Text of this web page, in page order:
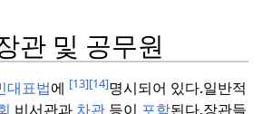
관 및 공무원
대표법에 [13][14]명시되어 있다.일반적
비서관과 차관 등이 포함된다.장관들